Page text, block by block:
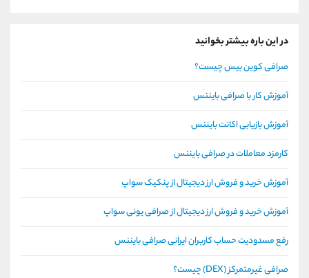
در این باره بیشتر بخوانید
صرافی کوین بیس چیست؟
آموزش کار با صرافی بایننس
آموزش بازیابی اکانت بایننس
کارمزد معاملات در صرافی بایننس
آموزش خرید و فروش ارز دیجیتال از پنکیک سواپ
آموزش خرید و فروش ارز دیجیتال از صرافی یونی سواپ
رفع مسدودیت حساب کاربران ایرانی صرافی بایننس
صرافی غیرمتمرکز (DEX) چیست؟